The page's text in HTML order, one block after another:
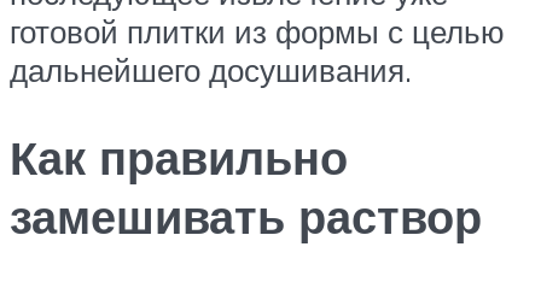
готовой плитки из формы с целью
дальнейшего досушивания.
Как правильно
замешивать раствор